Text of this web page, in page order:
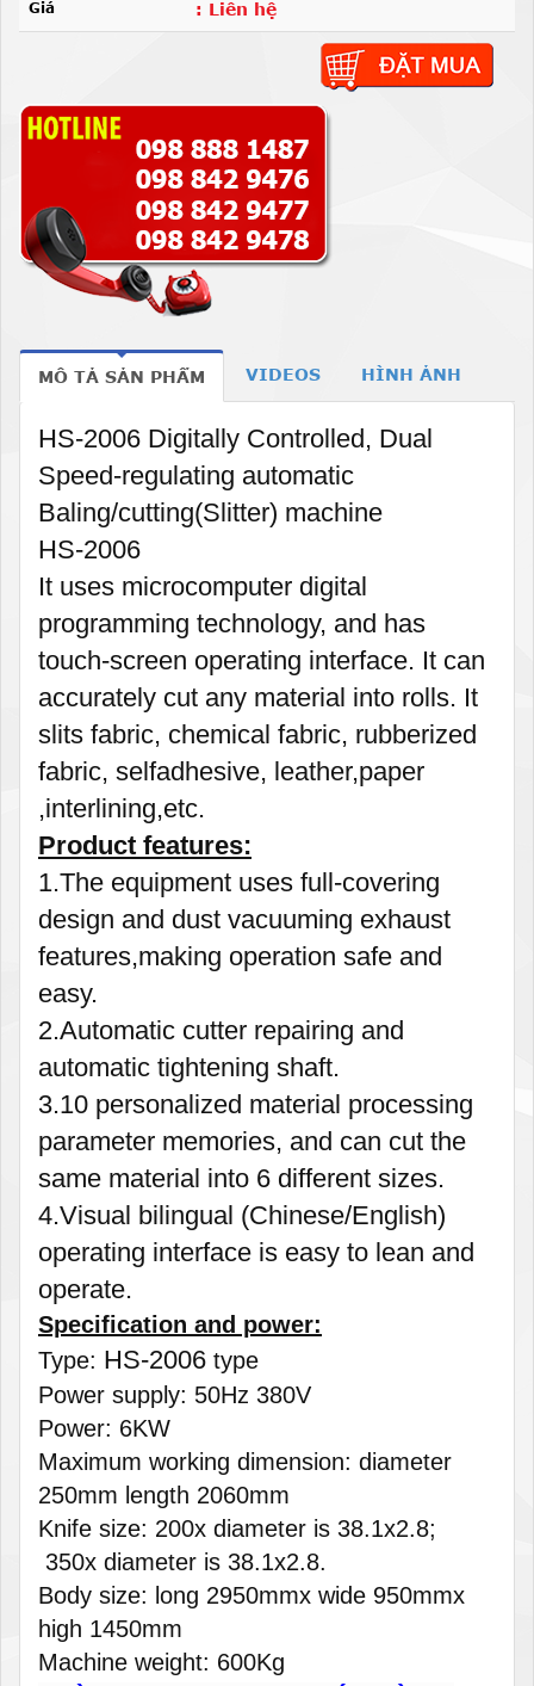
Giá : Liên hệ
MÔ TẢ SẢN PHẨM VIDEOS HÌNH ẢNH
HS-2006 Digitally Controlled, Dual
Speed-regulating automatic
Baling/cutting(Slitter) machine
HS-2006
It uses microcomputer digital
programming technology, and has
touch-screen operating interface. It can
accurately cut any material into rolls. It
slits fabric, chemical fabric, rubberized
fabric, selfadhesive, leather,paper
,interlining,etc.
Product features:
1.The equipment uses full-covering
design and dust vacuuming exhaust
features,making operation safe and
easy.
2.Automatic cutter repairing and
automatic tightening shaft.
3.10 personalized material processing
parameter memories, and can cut the
same material into 6 different sizes.
4.Visual bilingual (Chinese/English)
operating interface is easy to lean and
operate.
Specification and power:
Type: HS-2006 type
Power supply: 50Hz 380V
Power: 6KW
Maximum working dimension: diameter
250mm length 2060mm
Knife size: 200x diameter is 38.1x2.8;
350x diameter is 38.1x2.8.
Body size: long 2950mmx wide 950mmx
high 1450mm
Machine weight: 600Kg